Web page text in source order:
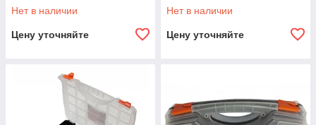
Нет в наличии
Цену уточняйте
Нет в наличии
Цену уточняйте